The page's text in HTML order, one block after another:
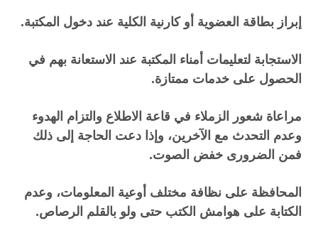
إبراز بطاقة العضوية أو كارنية الكلية عند دخول المكتبة.
الاستجابة لتعليمات أمناء المكتبة عند الاستعانة بهم في
الحصول على خدمات ممتازة.
مراعاة شعور الزملاء في قاعة الاطلاع والتزام الهدوء
وعدم التحدث مع الآخرين، وإذا دعت الحاجة إلى ذلك
فمن الضرورى خفض الصوت.
المحافظة على نظافة مختلف أوعية المعلومات، وعدم
الكتابة على هوامش الكتب حتى ولو بالقلم الرصاص.